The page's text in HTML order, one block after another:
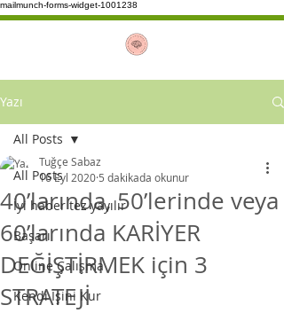
mailmunch-forms-widget-1001238
Yazı
All Posts
İyi haber tez yayılır
Başarı
Online Çalışma
Kendi İşini Kur
All Posts
40’larında, 50’lerinde veya
60’larında KARİYER
DEĞİŞTİRMEK için 3
STRATEJİ
Tuğçe Sabaz
16 Eyl 2020 5 dakikada okunur